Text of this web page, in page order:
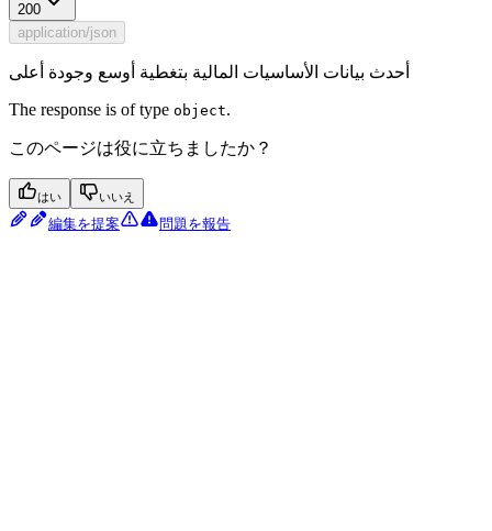
200
application/json
أحدث بيانات الأساسيات المالية بتغطية أوسع وجودة أعلى
The response is of type object.
このページは役に立ちましたか？
はい いいえ
編集を提案 問題を報告